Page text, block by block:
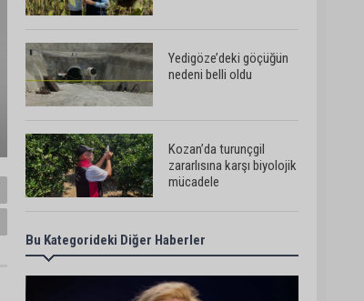
Yedigöze’deki göçüğün
nedeni belli oldu
Kozan’da turunçgil
zararlısına karşı biyolojik
mücadele
Yedigöze İçme Suyu
Projesi çalışmalarında
göçük: 1 işçi hayatını
kaybetti
Bu Kategorideki Diğer Haberler